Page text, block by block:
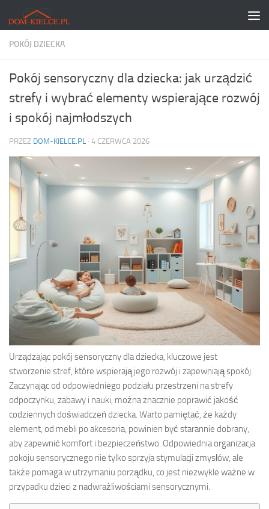
Skip to content
POKÓJ DZIECKA
Pokój sensoryczny dla dziecka: jak urządzić
strefy i wybrać elementy wspierające rozwój
i spokój najmłodszych
PRZEZ DOM-KIELCE.PL · 4 CZERWCA 2026
Urządzając pokój sensoryczny dla dziecka, kluczowe jest
stworzenie stref, które wspierają jego rozwój i zapewniają spokój.
Zaczynając od odpowiedniego podziału przestrzeni na strefy
odpoczynku, zabawy i nauki, można znacznie poprawić jakość
codziennych doświadczeń dziecka. Warto pamiętać, że każdy
element, od mebli po akcesoria, powinien być starannie dobrany,
aby zapewnić komfort i bezpieczeństwo. Odpowiednia organizacja
pokoju sensorycznego nie tylko sprzyja stymulacji zmysłów, ale
także pomaga w utrzymaniu porządku, co jest niezwykle ważne w
przypadku dzieci z nadwrażliwościami sensorycznymi.